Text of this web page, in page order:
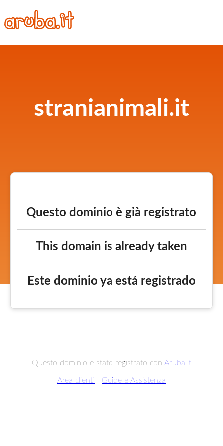
stranianimali.it
Questo dominio è già registrato
This domain is already taken
Este dominio ya está registrado
Questo dominio è stato registrato con Aruba.it
Area clienti Guide e Assistenza